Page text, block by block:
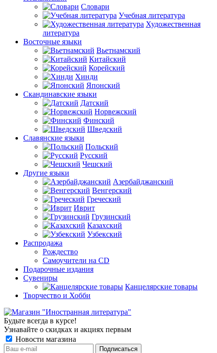
Словари
Учебная литература
Художественная
литература
Восточные языки
Вьетнамский
Китайский
Корейский
Хинди
Японский
Скандинавские языки
Датский
Норвежский
Финский
Шведский
Славянские языки
Польский
Русский
Чешский
Другие языки
Азербайджанский
Венгерский
Греческий
Иврит
Грузинский
Казахский
Узбекский
Распродажа
Рождество
Самоучители на CD
Подарочные издания
Сувениры
Канцелярские товары
Творчество и Хобби
Будьте всегда в курсе!
Узнавайте о скидках и акциях первым
Новости магазина